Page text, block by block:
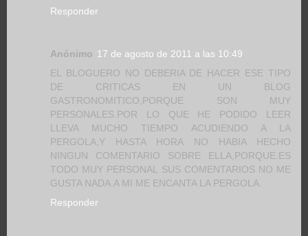
Responder
Anónimo 17 de agosto de 2011 a las 10:49
EL BLOGUERO NO DEBERIA DE HACER ESE TIPO
DE CRITICAS EN UN BLOG
GASTRONOMITICO,PORQUE SON MUY
PERSONALES.POR LO QUE HE PODIDO LEER
LLEVA MUCHO TIEMPO ACUDIENDO A LA
PERGOLA,Y HASTA HORA NO HABIA HECHO
NINGUN COMENTARIO SOBRE ELLA,PORQUE.ES
TODO MUY PERSONAL SUS COMENTARIOS NO ME
GUSTA NADA.A MI ME ENCANTA LA PERGOLA.
Responder